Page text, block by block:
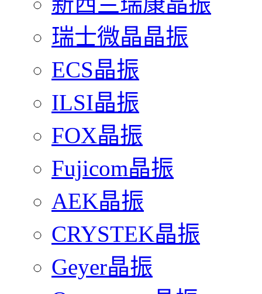
瑞士微晶晶振
ECS晶振
ILSI晶振
FOX晶振
Fujicom晶振
AEK晶振
CRYSTEK晶振
Geyer晶振